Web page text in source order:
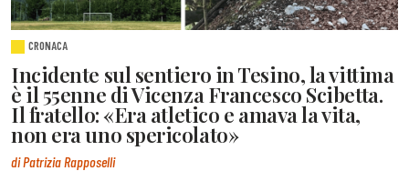
CRONACA
Incidente sul sentiero in Tesino, la vittima
è il 55enne di Vicenza Francesco Scibetta.
Il fratello: «Era atletico e amava la vita,
non era uno spericolato»
di Patrizia Rapposelli